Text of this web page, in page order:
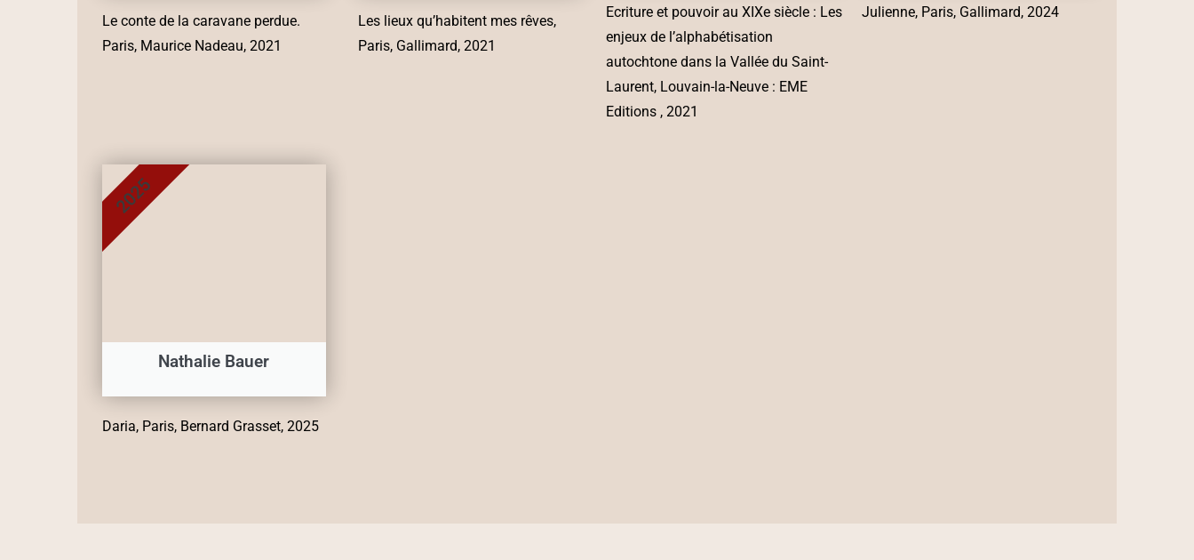
Le conte de la caravane perdue.
Paris, Maurice Nadeau, 2021
Les lieux qu’habitent mes rêves,
Paris, Gallimard, 2021
Ecriture et pouvoir au XIXe siècle : Les
enjeux de l’alphabétisation
autochtone dans la Vallée du Saint-
Laurent, Louvain-la-Neuve : EME
Editions , 2021
Julienne, Paris, Gallimard, 2024
Nathalie Bauer
2025
Daria, Paris, Bernard Grasset, 2025